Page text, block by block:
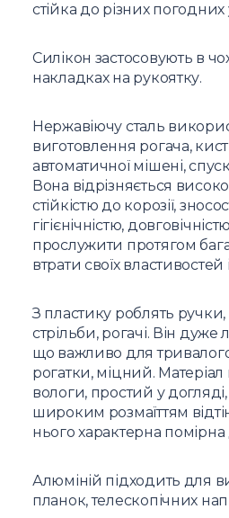
стійка до різних
Силікон застосовують в
накладках на рукоятку.
Нержавіючу сталь
виготовлення рогача,
автоматичної мішені,
Вона відрізняється
стійкістю до корозії,
гігієнічністю,
прослужити протягом
втрати своїх властивостей
З пластику роблять
стрільби, рогачі. Він
що важливо для
рогатки, міцний. Матеріал
вологи, простий у догляді,
широким розмаїттям
нього характерна помірна
Алюміній підходить для
планок, телескопічних